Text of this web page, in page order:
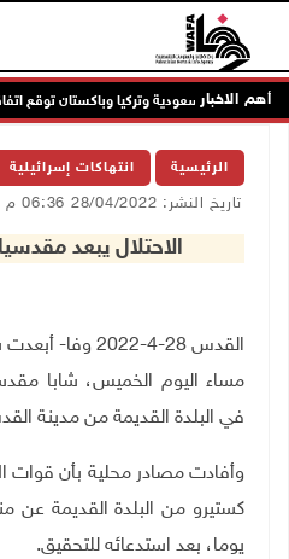
أهم الاخبارالسعودية وتركيا وباكستان توقع
الرئيسية انتهاكات إسرائيلية
تاريخ النشر: 28/04/2022 06:36 م
الاحتلال يبعد
القدس وفا- أبعدت
مساء اليوم الخميس، شابا
في البلدة القديمة من مدينة
وأفادت مصادر محلية بأن قوات
كستيرو من البلدة القديمة عن
يوما، بعد استدعائه للتحقيق.